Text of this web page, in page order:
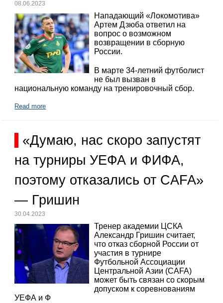
08.06.2023
Нападающий «Локомотива»
Артем Дзюба ответил на
вопрос о возможном
возвращении в сборную
России.
В марте 34-летний футболист
не был вызван в
национальную команду на тренировочный сбор.
Read more
«Думаю, нас скоро запустят
на турниры УЕФА и ФИФА,
поэтому отказались от CAFA»
— Гришин
30.04.2023
Тренер академии ЦСКА
Александр Гришин считает,
что отказ сборной России от
участия в турнире
Футбольной Ассоциации
Центральной Азии (CAFA)
может быть связан со скорым
допуском к соревнованиям
УЕФА и Ф